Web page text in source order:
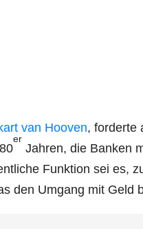
van Hoo­ven, for­der­te
er
Jah­ren, die Ban­ken
Funk­ti­on sei es,
den Umgang mit Geld